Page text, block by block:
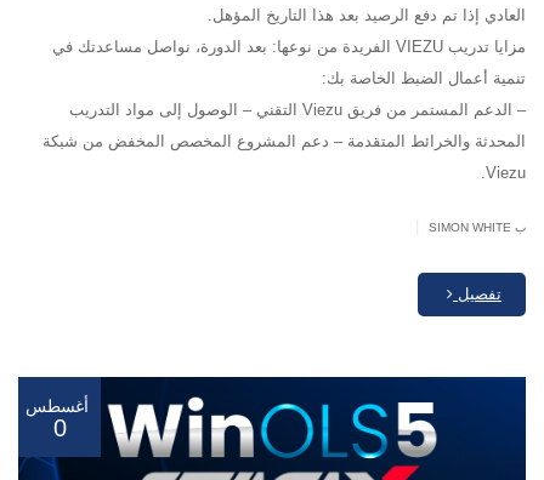
العادي إذا تم دفع الرصيد بعد هذا التاريخ المؤهل.
مزايا تدريب VIEZU الفريدة من نوعها: بعد الدورة، نواصل مساعدتك في
تنمية أعمال الضبط الخاصة بك:
– الدعم المستمر من فريق Viezu التقني – الوصول إلى مواد التدريب
المحدثة والخرائط المتقدمة – دعم المشروع المخصص المخفض من شبكة
Viezu.
ب SIMON WHITE
تفصيل
أغسطس
0